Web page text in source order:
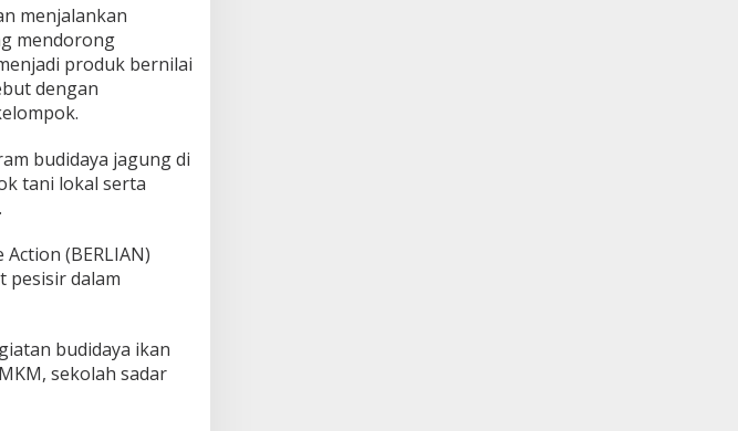
menjalankan
mendorong
produk bernilai
dengan
budidaya jagung di
tani lokal serta
(BERLIAN)
pesisir dalam
budidaya ikan
sekolah sadar